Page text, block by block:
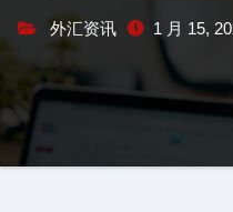
外汇资讯 1 月 15,